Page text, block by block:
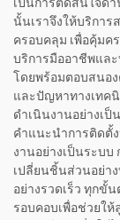
เป็นการตัดสินใจด้
นั้นเราจึงให้บริการ
ครอบคลุม เพื่อคุ้มค
บริการมืออาชีพและ
โดยพร้อมตอบสนอ
และปัญหาทางเทค
ดำเนินงานอย่างเป็
คำแนะนำการติดตั้
งานอย่างเป็นระบบ
เปลี่ยนชิ้นส่วนอย่า
อย่างรวดเร็ว ทุกขั้
รอบคอบเพื่อช่วยใ